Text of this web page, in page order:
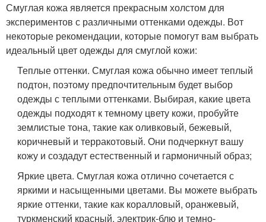
Смуглая кожа является прекрасным холстом для
экспериментов с различными оттенками одежды. Вот
некоторые рекомендации, которые помогут вам выбрать
идеальный цвет одежды для смуглой кожи:
Теплые оттенки. Смуглая кожа обычно имеет теплый
подтон, поэтому предпочтительным будет выбор
одежды с теплыми оттенками. Выбирая, какие цвета
одежды подходят к темному цвету кожи, пробуйте
землистые тона, такие как оливковый, бежевый,
коричневый и терракотовый. Они подчеркнут вашу
кожу и создадут естественный и гармоничный образ;
Яркие цвета. Смуглая кожа отлично сочетается с
яркими и насыщенными цветами. Вы можете выбрать
яркие оттенки, такие как коралловый, оранжевый,
туркменский красный, электрик-блю и темно-